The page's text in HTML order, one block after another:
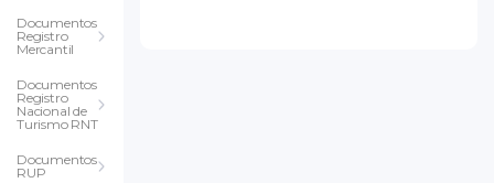
Documentos
Registro
Mercantil
Documentos
Registro
Nacional de
Turismo RNT
Documentos
RUP